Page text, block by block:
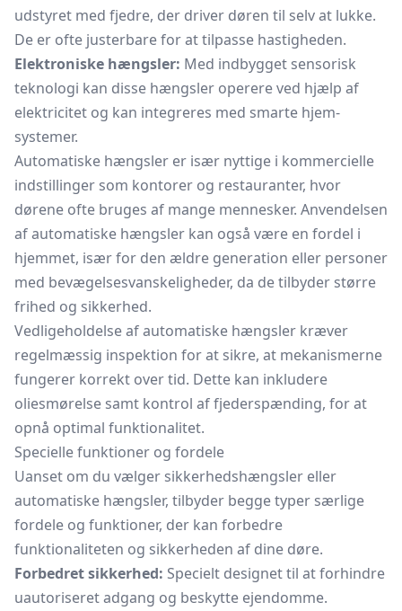
udstyret med fjedre, der driver døren til selv at lukke.
De er ofte justerbare for at tilpasse hastigheden.
Elektroniske hængsler: Med indbygget sensorisk
teknologi kan disse hængsler operere ved hjælp af
elektricitet og kan integreres med smarte hjem-
systemer.
Automatiske hængsler er især nyttige i kommercielle
indstillinger som kontorer og restauranter, hvor
dørene ofte bruges af mange mennesker. Anvendelsen
af automatiske hængsler kan også være en fordel i
hjemmet, især for den ældre generation eller personer
med bevægelsesvanskeligheder, da de tilbyder større
frihed og sikkerhed.
Vedligeholdelse af automatiske hængsler kræver
regelmæssig inspektion for at sikre, at mekanismerne
fungerer korrekt over tid. Dette kan inkludere
oliesmørelse samt kontrol af fjederspænding, for at
opnå optimal funktionalitet.
Specielle funktioner og fordele
Uanset om du vælger sikkerhedshængsler eller
automatiske hængsler, tilbyder begge typer særlige
fordele og funktioner, der kan forbedre
funktionaliteten og sikkerheden af dine døre.
Forbedret sikkerhed: Specielt designet til at forhindre
uautoriseret adgang og beskytte ejendomme.